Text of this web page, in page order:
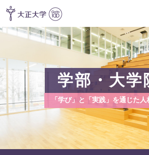
学部・大学
「学び」と「実践」を通じた